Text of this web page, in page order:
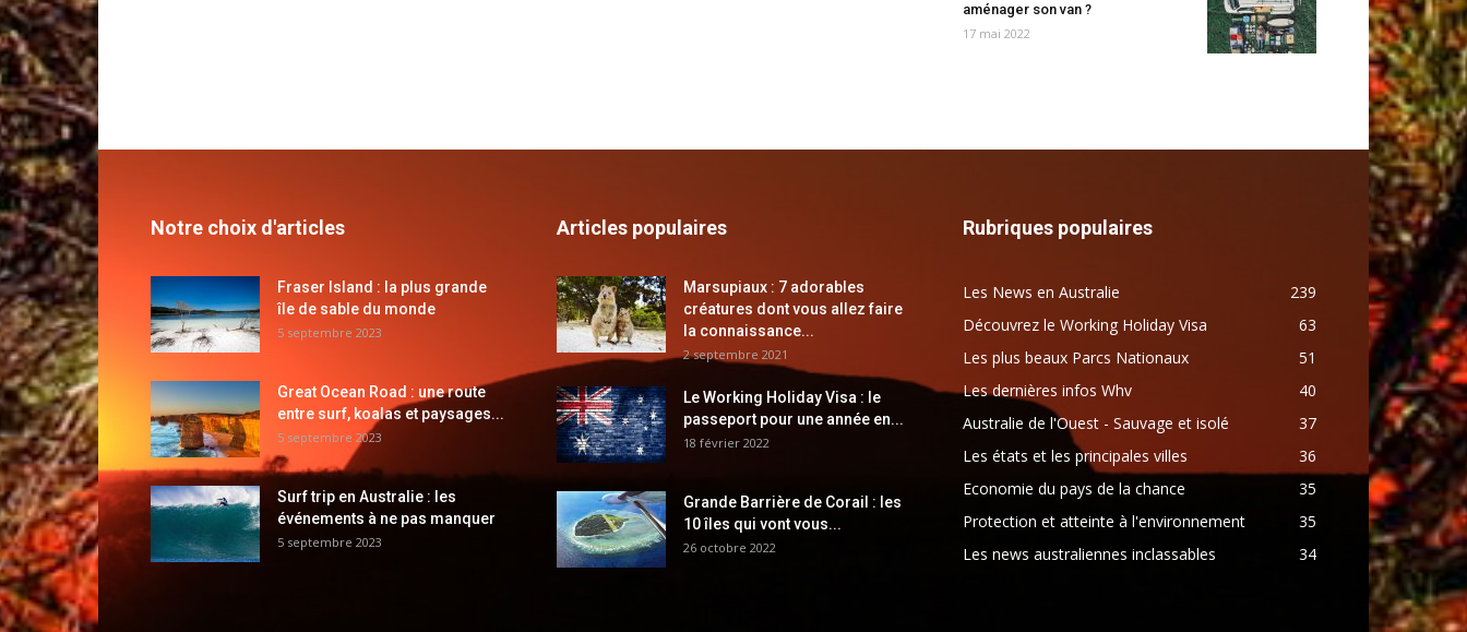
aménager son van ?
17 mai 2022
Notre choix d'articles
Fraser Island : la plus grande
île de sable du monde
5 septembre 2023
Great Ocean Road : une route
entre surf, koalas et paysages...
5 septembre 2023
Surf trip en Australie : les
événements à ne pas manquer
5 septembre 2023
Articles populaires
Marsupiaux : 7 adorables
créatures dont vous allez faire
la connaissance...
2 septembre 2021
Le Working Holiday Visa : le
passeport pour une année en...
18 février 2022
Grande Barrière de Corail : les
10 îles qui vont vous...
26 octobre 2022
Rubriques populaires
Les News en Australie
239
Découvrez le Working Holiday Visa
63
Les plus beaux Parcs Nationaux
51
Les dernières infos Whv
40
Australie de l'Ouest - Sauvage et isolé
37
Les états et les principales villes
36
Economie du pays de la chance
35
Protection et atteinte à l'environnement
35
Les news australiennes inclassables
34